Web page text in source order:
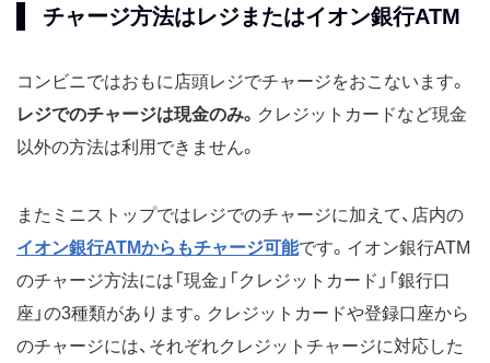
チャージ方法はレジまたはイオン銀行ATM
コンビニではおもに店頭レジでチャージをおこないます。
レジでのチャージは現金のみ。 クレジットカードなど現金
以外の方法は利用できません。
またミニストップではレジでのチャージに加えて、店内の
イオン銀行ATMからもチャージ可能です。イオン銀行ATM
のチャージ方法には「現金」「クレジットカード」「銀行口
座」の3種類があります。クレジットカードや登録口座から
のチャージには、それぞれクレジットチャージに対応した